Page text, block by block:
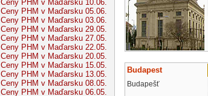
Ceny PHM v Maďarsku 10.06.
Ceny PHM v Maďarsku 05.06.
Ceny PHM v Maďarsku 03.06.
Ceny PHM v Maďarsku 29.05.
Ceny PHM v Maďarsku 27.05.
Ceny PHM v Maďarsku 22.05.
Ceny PHM v Maďarsku 20.05.
Ceny PHM v Maďarsku 15.05.
Ceny PHM v Maďarsku 13.05.
Ceny PHM v Maďarsku 08.05.
Ceny PHM v Maďarsku 06.05.
Budapest
Budapešť